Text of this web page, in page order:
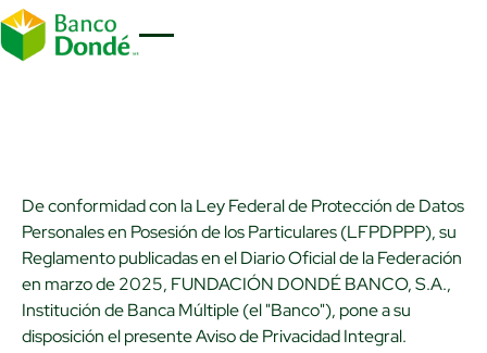
Aviso de privacidad
De conformidad con la Ley Federal de Protección de Datos
Personales en Posesión de los Particulares (LFPDPPP), su
Reglamento publicadas en el Diario Oficial de la Federación
en marzo de 2025, FUNDACIÓN DONDÉ BANCO, S.A.,
Institución de Banca Múltiple (el "Banco"), pone a su
disposición el presente Aviso de Privacidad Integral.